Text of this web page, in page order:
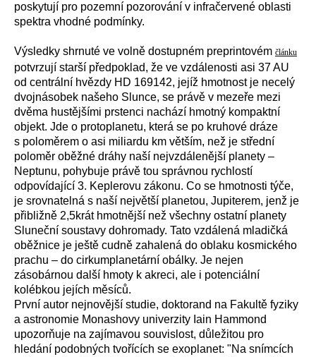
poskytují pro pozemní pozorování v infračervené oblasti
spektra vhodné podmínky.
Výsledky shrnuté ve volně dostupném preprintovém článku
potvrzují starší předpoklad, že ve vzdálenosti asi 37 AU
od centrální hvězdy HD 169142, jejíž hmotnost je necelý
dvojnásobek našeho Slunce, se právě v mezeře mezi
dvěma hustějšími prstenci nachází hmotný kompaktní
objekt. Jde o protoplanetu, která se po kruhové dráze
s poloměrem o asi miliardu km větším, než je střední
poloměr oběžné dráhy naší nejvzdálenější planety –
Neptunu, pohybuje právě tou správnou rychlostí
odpovídající 3. Keplerovu zákonu. Co se hmotnosti týče,
je srovnatelná s naší největší planetou, Jupiterem, jenž je
přibližně 2,5krát hmotnější než všechny ostatní planety
Sluneční soustavy dohromady. Tato vzdálená mladičká
oběžnice je ještě cudně zahalená do oblaku kosmického
prachu – do cirkumplanetární obálky. Je nejen
zásobárnou další hmoty k akreci, ale i potenciální
kolébkou jejích měsíců.
První autor nejnovější studie, doktorand na Fakultě fyziky
a astronomie Monashovy univerzity Iain Hammond
upozorňuje na zajímavou souvislost, důležitou pro
hledání podobných tvořících se exoplanet: "Na snímcích